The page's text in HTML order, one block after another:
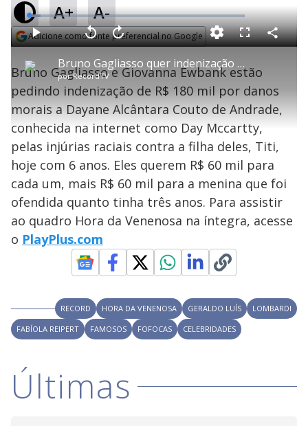
A+ A-
Adicione como fonte preferencial no Google
P
l
a
y
V
i
d
e
o
Bruno Gagliasso quer indenização por ofensa racista a filha de seis anos
porRecordTV
P V
a
r
0
e
g
n
d
A
a
ç
a
1
0
s
e
u
n
d
o
s
M
d
o
L
o
a
d
e
5
.
4
0
%
F
s
c
e
n
C
o
i
l
a
Bruno Gagliasso e Giovanna Ewbank estão
pedindo indenização de R$ 180 mil por danos
morais a Dayane Alcântara Couto de Andrade,
conhecida na internet como Day Mccartty,
pelas injúrias raciais contra a filha deles, Titi,
hoje com 6 anos. Eles querem R$ 60 mil para
cada um, mais R$ 60 mil para a menina que foi
ofendida quanto tinha três anos. Para assistir
ao quadro Hora da Venenosa na íntegra, acesse
o PlayPlus.com
RECORD HORA DA VENENOSA GERALDO LUÍS
LOMBARDI
FABÍOLA REIPERT
FAMOSOS FOFOCAS CELEBRIDADES
Últimas